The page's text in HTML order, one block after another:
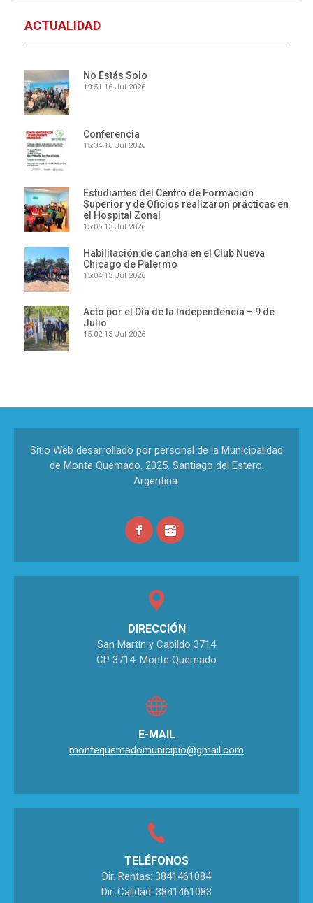
ACTUALIDAD
No Estás Solo
19:51 16 Jul 2026
Conferencia
15:34 16 Jul 2026
Estudiantes del Centro de Formación
Superior y de Oficios realizaron prácticas en
el Hospital Zonal
15:05 13 Jul 2026
Habilitación de cancha en el Club Nueva
Chicago de Palermo
15:04 13 Jul 2026
Acto por el Día de la Independencia – 9 de
Julio
15:02 13 Jul 2026
Sitio Web desarrollado por personal de la Municipalidad
de Monte Quemado. 2025. Santiago del Estero.
Argentina.
DIRECCIÓN
San Martín y Cabildo 3714
CP 3714. Monte Quemado
E-MAIL
montequemadomunicipio@gmail.com
TELÉFONOS
Dir. Rentas: 3841461084
Dir. Calidad: 3841461083